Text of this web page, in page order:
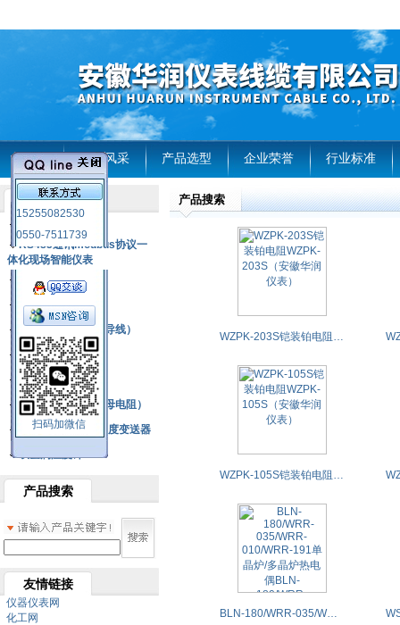
首页 企业风采 产品选型 企业荣誉 行业标准
15255082530
0550-7511739
扫码加微信
产品列表
RS485通讯modbus协议一
体化现场智能仪表
热电偶
压力式温度计
热电偶补偿电缆（导线）
振动传感器
热电阻
铂热电阻元件（云母电阻）
SBW系列一体化温度变送器
双金属温度计
产品搜索
友情链接
仪器仪表网
化工网
产品搜索
WZPK-203S铠装铂电阻WZPK-203S（安徽华润仪表）
WZPK-105S铠装铂电阻WZPK-105S（安徽华润仪表）
BLN-180/WRR-035/WRR-010/WRR-191单晶炉/多晶炉热电偶BLN-180/WRR-035/WRR-010/WRR-191